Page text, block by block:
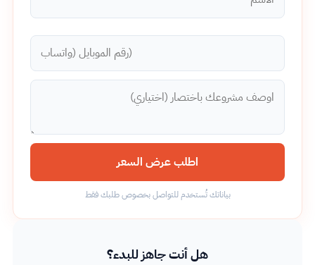
رقم الموبايل (واتساب)
اوصف مشروعك باختصار (اختياري)
اطلب عرض السعر
بياناتك تُستخدم للتواصل بخصوص طلبك فقط
هل أنت جاهز للبدء؟